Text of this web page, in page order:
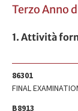
Terzo Anno
1. Attività
86301
FINAL